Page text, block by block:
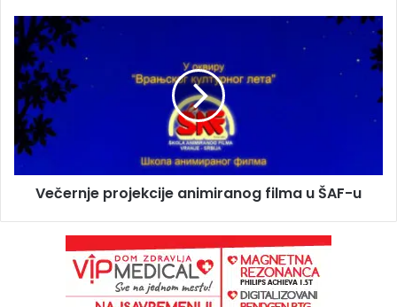
Večernje projekcije animiranog filma u ŠAF-u